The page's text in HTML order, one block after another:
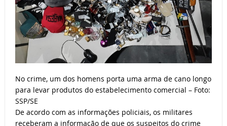
No crime, um dos homens porta uma arma de cano longo
para levar produtos do estabelecimento comercial – Foto:
SSP/SE
De acordo com as informações policiais, os militares
receberam a informação de que os suspeitos do crime